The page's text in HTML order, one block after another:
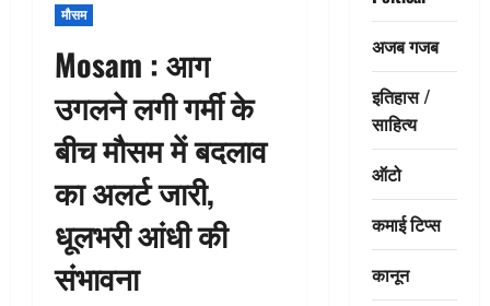
मौसम
Mosam : आग
उगलने लगी गर्मी के
बीच मौसम में बदलाव
का अलर्ट जारी,
धूलभरी आंधी की
संभावना
अजब गजब
इतिहास /
साहित्य
ऑटो
कमाई टिप्स
कानून